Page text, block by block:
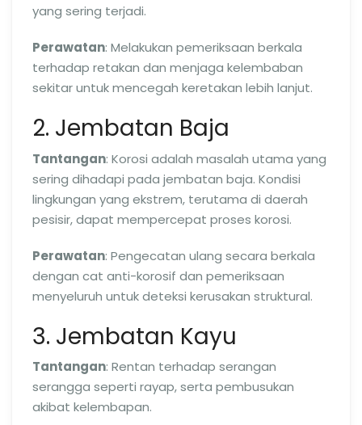
yang sering terjadi.
Perawatan: Melakukan pemeriksaan berkala
terhadap retakan dan menjaga kelembaban
sekitar untuk mencegah keretakan lebih lanjut.
2. Jembatan Baja
Tantangan: Korosi adalah masalah utama yang
sering dihadapi pada jembatan baja. Kondisi
lingkungan yang ekstrem, terutama di daerah
pesisir, dapat mempercepat proses korosi.
Perawatan: Pengecatan ulang secara berkala
dengan cat anti-korosif dan pemeriksaan
menyeluruh untuk deteksi kerusakan struktural.
3. Jembatan Kayu
Tantangan: Rentan terhadap serangan
serangga seperti rayap, serta pembusukan
akibat kelembapan.